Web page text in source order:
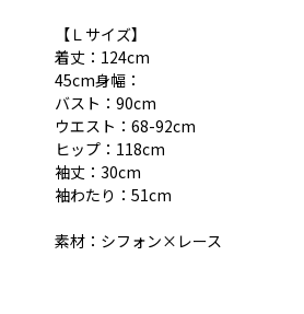
【Ｌサイズ】
着丈：124cm
45cm身幅：
バスト：90cm
ウエスト：68-92cm
ヒップ：118cm
袖丈：30cm
袖わたり：51cm
素材：シフォン×レース